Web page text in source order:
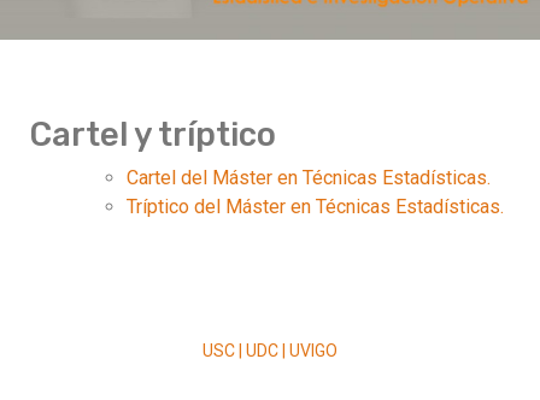
Cartel y tríptico
Cartel del Máster en Técnicas Estadísticas.
Tríptico del Máster en Técnicas Estadísticas.
USC | UDC | UVIGO